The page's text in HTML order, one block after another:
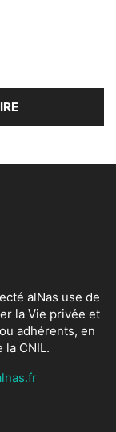
alNas use de
la Vie privée et
adhérents, en
la CNIL.